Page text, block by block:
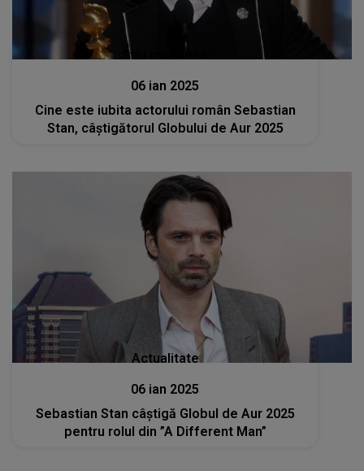
Stiri mondene
06 ian 2025
Cine este iubita actorului român Sebastian
Stan, câștigătorul Globului de Aur 2025
Actualitate
06 ian 2025
Sebastian Stan câștigă Globul de Aur 2025
pentru rolul din ”A Different Man”